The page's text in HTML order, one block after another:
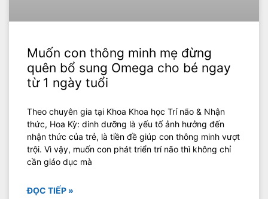
Muốn con thông minh mẹ đừng
quên bổ sung Omega cho bé ngay
từ 1 ngày tuổi
Theo chuyên gia tại Khoa Khoa học Trí não & Nhận
thức, Hoa Kỳ: dinh dưỡng là yếu tố ảnh hưởng đến
nhận thức của trẻ, là tiền đề giúp con thông minh vượt
trội. Vì vậy, muốn con phát triển trí não thì không chỉ
cần giáo dục mà
ĐỌC TIẾP »